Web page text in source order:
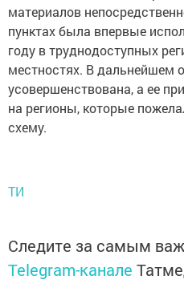
материалов
пунктах была впервые
году в труднодоступных
местностях. В дальнейшем
усовершенствована, а ее
на регионы, которые
схему.
ТИ
Следите за самым
Telegram-канале